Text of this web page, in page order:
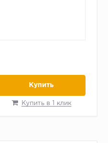
Купить
Купить в 1 клик